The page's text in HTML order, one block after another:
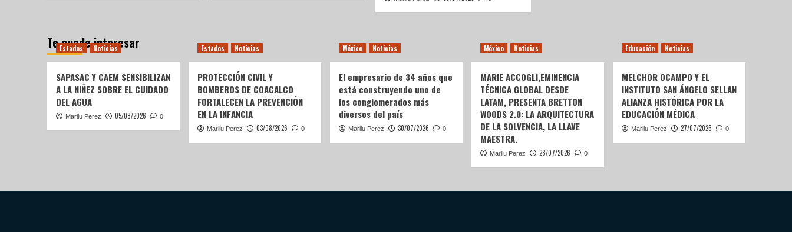
Te puede interesar
Estados Noticias
SAPASAC Y CAEM SENSIBILIZAN
A LA NIÑEZ SOBRE EL CUIDADO
DEL AGUA
Marilu Perez 05/08/2026 0
Estados Noticias
PROTECCIÓN CIVIL Y
BOMBEROS DE COACALCO
FORTALECEN LA PREVENCIÓN
EN LA INFANCIA
Marilu Perez 03/08/2026 0
México Noticias
El empresario de 34 años que
está construyendo uno de
los conglomerados más
diversos del país
Marilu Perez 30/07/2026 0
México Noticias
MARIE ACCOGLI,EMINENCIA
TÉCNICA GLOBAL DESDE
LATAM, PRESENTA BRETTON
WOODS 2.0: LA ARQUITECTURA
DE LA SOLVENCIA, LA LLAVE
MAESTRA.
Marilu Perez 28/07/2026 0
Educación Noticias
MELCHOR OCAMPO Y EL
INSTITUTO SAN ÁNGELO SELLAN
ALIANZA HISTÓRICA POR LA
EDUCACIÓN MÉDICA
Marilu Perez 27/07/2026 0